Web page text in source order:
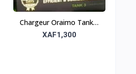
Chargeur Oraimo Tank 3
Micro-USB – Durable et
XAF1,300